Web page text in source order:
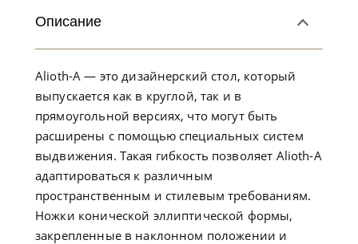
Описание
Alioth-A — это дизайнерский стол, который
выпускается как в круглой, так и в
прямоугольной версиях, что могут быть
расширены с помощью специальных систем
выдвижения. Такая гибкость позволяет Alioth-A
адаптироваться к различным
пространственным и стилевым требованиям.
Ножки конической эллиптической формы,
закрепленные в наклонном положении и